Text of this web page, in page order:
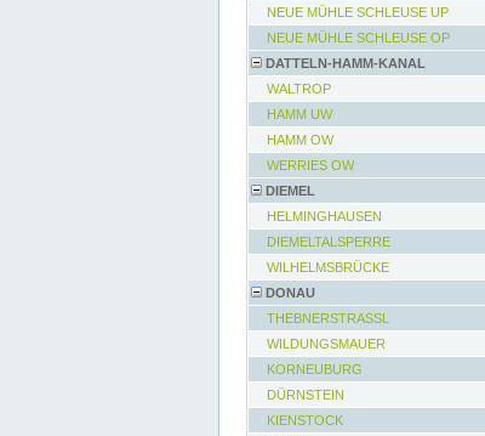
NEUE MÜHLE SCHLEUSE UP
NEUE MÜHLE SCHLEUSE OP
DATTELN-HAMM-KANAL
WALTROP
HAMM UW
HAMM OW
WERRIES OW
DIEMEL
HELMINGHAUSEN
DIEMELTALSPERRE
WILHELMSBRÜCKE
DONAU
THEBNERSTRASSL
WILDUNGSMAUER
KORNEUBURG
DÜRNSTEIN
KIENSTOCK